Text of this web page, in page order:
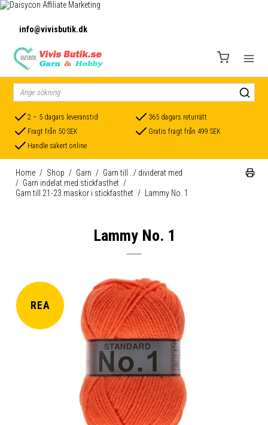
info@vivisbutik.dk
2 – 5 dagars leveranstid
365 dagars returrätt
Fragt från 50 SEK
Gratis fragt från 499 SEK
Handle säkert online
Home / Shop / Garn / Garn till ../ dividerat med
/ Garn indelat med stickfasthet /
Garn till 21-23 maskor i stickfasthet / Lammy No. 1
Lammy No. 1
REA